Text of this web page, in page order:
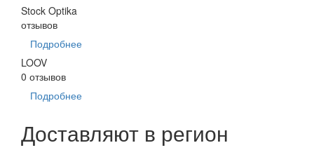
Stock Optika
отзывов
Подробнее
LOOV
0 отзывов
Подробнее
Доставляют в регион